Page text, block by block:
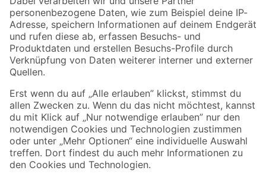
Zahlungsarten Versandarten
Sicher einkaufen
Jetzt die toom-App herunterladen